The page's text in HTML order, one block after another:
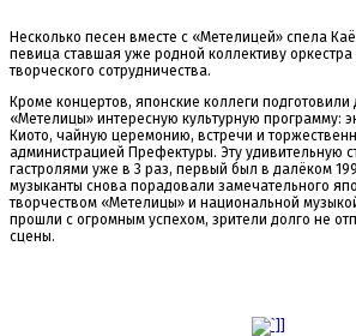
Несколько песен вместе с «Метелицей» спела
певица ставшая уже родной коллективу оркестра
творческого сотрудничества.
Кроме концертов, японские коллеги подготовили
«Метелицы» интересную культурную программу:
Киото, чайную церемонию, встречи и
администрацией Префектуры. Эту удивительную
гастролями уже в 3 раз, первый был в далёком
музыканты снова порадовали замечательного
творчеством «Метелицы» и национальной
прошли с огромным успехом, зрители долго не
сцены.